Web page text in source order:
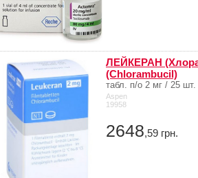
ЛЕЙКЕРАН
(Chlorambucil)
табл. п/о 2 мг / 25 шт.
Aspen
19958
2648,59 грн.